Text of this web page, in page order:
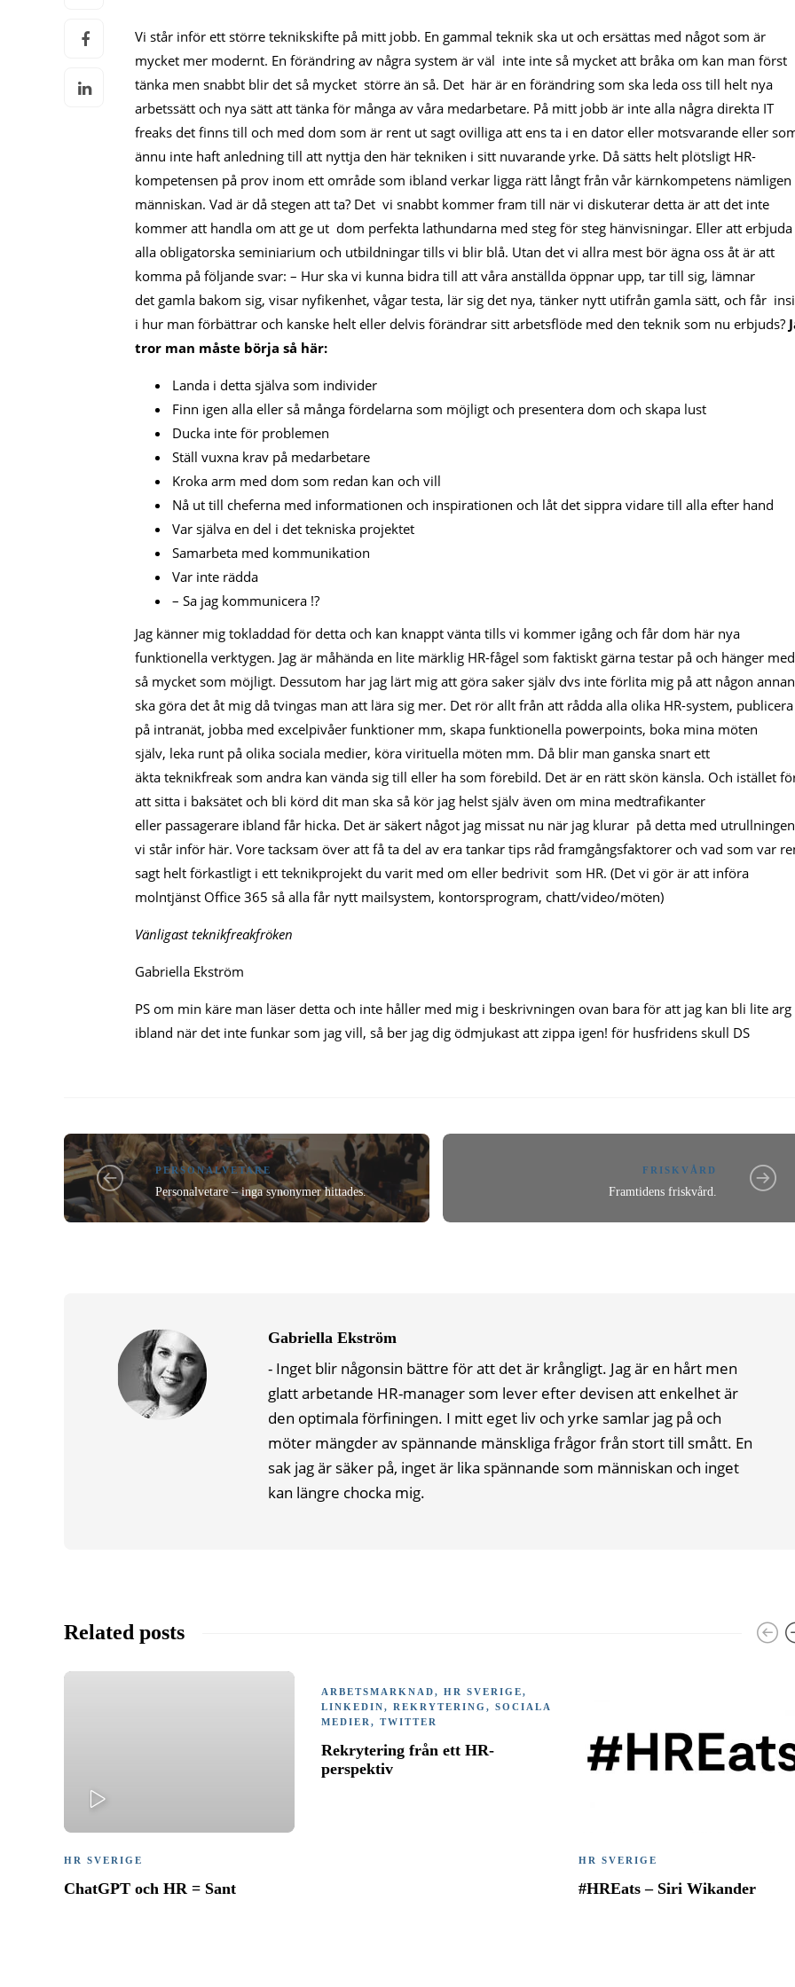
Vi står inför ett större teknikskifte på mitt jobb. En gammal teknik ska ut och ersättas med något som är
mycket mer modernt. En förändring av några system är väl inte inte så mycket att bråka om kan man först
tänka men snabbt blir det så mycket större än så. Det här är en förändring som ska leda oss till helt nya
arbetssätt och nya sätt att tänka för många av våra medarbetare. På mitt jobb är inte alla några direkta IT
freaks det finns till och med dom som är rent ut sagt ovilliga att ens ta i en dator eller motsvarande eller
ännu inte haft anledning till att nyttja den här tekniken i sitt nuvarande yrke. Då sätts helt plötsligt HR-
kompetensen på prov inom ett område som ibland verkar ligga rätt långt från vår kärnkompetens nämligen
människan. Vad är då stegen att ta? Det vi snabbt kommer fram till när vi diskuterar detta är att det inte
kommer att handla om att ge ut dom perfekta lathundarna med steg för steg hänvisningar. Eller att erbjuda
alla obligatorska seminiarium och utbildningar tills vi blir blå. Utan det vi allra mest bör ägna oss åt är att
komma på följande svar: – Hur ska vi kunna bidra till att våra anställda öppnar upp, tar till sig, lämnar
det gamla bakom sig, visar nyfikenhet, vågar testa, lär sig det nya, tänker nytt utifrån gamla sätt, och får
i hur man förbättrar och kanske helt eller delvis förändrar sitt arbetsflöde med den teknik som nu erbjuds?
tror man måste börja så här:
Landa i detta själva som individer
Finn igen alla eller så många fördelarna som möjligt och presentera dom och skapa lust
Ducka inte för problemen
Ställ vuxna krav på medarbetare
Kroka arm med dom som redan kan och vill
Nå ut till cheferna med informationen och inspirationen och låt det sippra vidare till alla efter hand
Var själva en del i det tekniska projektet
Samarbeta med kommunikation
Var inte rädda
– Sa jag kommunicera !?
Jag känner mig tokladdad för detta och kan knappt vänta tills vi kommer igång och får dom här nya
funktionella verktygen. Jag är måhända en lite märklig HR-fågel som faktiskt gärna testar på och hänger
så mycket som möjligt. Dessutom har jag lärt mig att göra saker själv dvs inte förlita mig på att någon annan
ska göra det åt mig då tvingas man att lära sig mer. Det rör allt från att rådda alla olika HR-system, publicera
på intranät, jobba med excelpivåer funktioner mm, skapa funktionella powerpoints, boka mina möten
själv, leka runt på olika sociala medier, köra virituella möten mm. Då blir man ganska snart ett
äkta teknikfreak som andra kan vända sig till eller ha som förebild. Det är en rätt skön känsla. Och istället
att sitta i baksätet och bli körd dit man ska så kör jag helst själv även om mina medtrafikanter
eller passagerare ibland får hicka. Det är säkert något jag missat nu när jag klurar på detta med utrullningen
vi står inför här. Vore tacksam över att få ta del av era tankar tips råd framgångsfaktorer och vad som var
sagt helt förkastligt i ett teknikprojekt du varit med om eller bedrivit som HR. (Det vi gör är att införa
molntjänst Office 365 så alla får nytt mailsystem, kontorsprogram, chatt/video/möten)
Vänligast teknikfreakfröken
Gabriella Ekström
PS om min käre man läser detta och inte håller med mig i beskrivningen ovan bara för att jag kan bli lite arg
ibland när det inte funkar som jag vill, så ber jag dig ödmjukast att zippa igen! för husfridens skull DS
PERSONALVETARE
Personalvetare – inga synonymer hittades.
FRISKVÅRD
Framtidens friskvård.
Gabriella Ekström
- Inget blir någonsin bättre för att det är krångligt. Jag är en hårt men
glatt arbetande HR-manager som lever efter devisen att enkelhet är
den optimala förfiningen. I mitt eget liv och yrke samlar jag på och
möter mängder av spännande mänskliga frågor från stort till smått. En
sak jag är säker på, inget är lika spännande som människan och inget
kan längre chocka mig.
Related posts
PLAY
HR SVERIGE
ChatGPT och HR = Sant
ARBETSMARKNAD, HR SVERIGE,
LINKEDIN, REKRYTERING , SOCIALA
MEDIER , TWITTER
Rekrytering från ett HR-
perspektiv
HR SVERIGE
#HREats – Siri Wikander